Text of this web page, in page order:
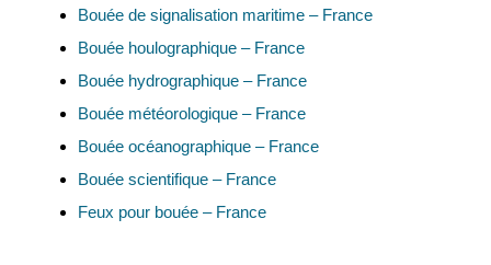
Bouée de signalisation maritime – France
Bouée houlographique – France
Bouée hydrographique – France
Bouée météorologique – France
Bouée océanographique – France
Bouée scientifique – France
Feux pour bouée – France